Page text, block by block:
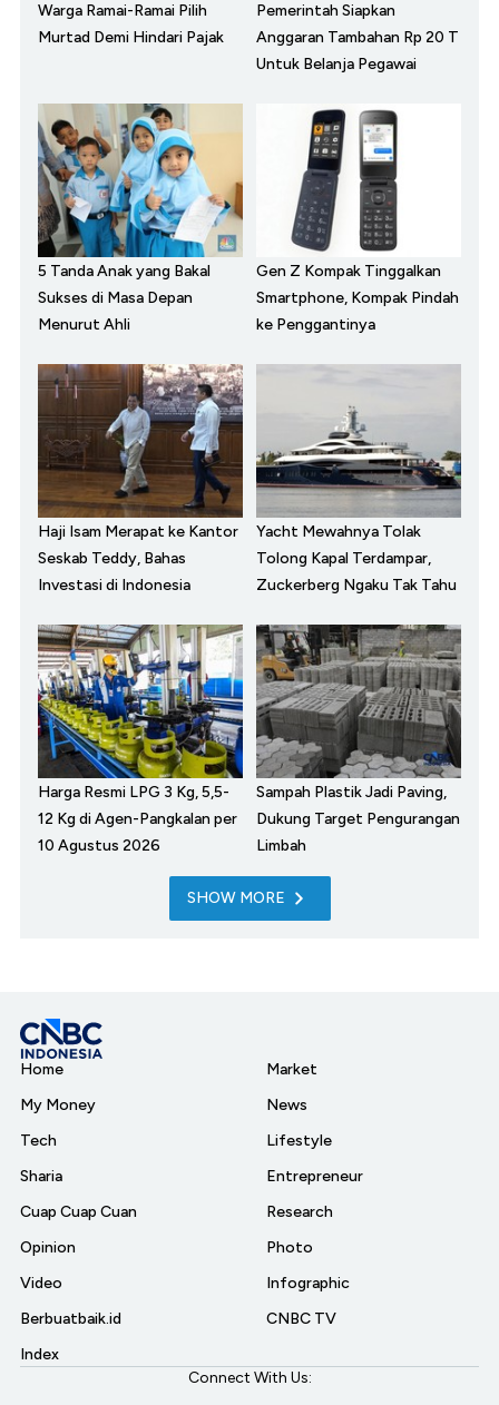
Warga Ramai-Ramai Pilih
Murtad Demi Hindari Pajak
Pemerintah Siapkan
Anggaran Tambahan Rp 20 T
Untuk Belanja Pegawai
5 Tanda Anak yang Bakal
Sukses di Masa Depan
Menurut Ahli
Gen Z Kompak Tinggalkan
Smartphone, Kompak Pindah
ke Penggantinya
Haji Isam Merapat ke Kantor
Seskab Teddy, Bahas
Investasi di Indonesia
Yacht Mewahnya Tolak
Tolong Kapal Terdampar,
Zuckerberg Ngaku Tak Tahu
Harga Resmi LPG 3 Kg, 5,5-
12 Kg di Agen-Pangkalan per
10 Agustus 2026
Sampah Plastik Jadi Paving,
Dukung Target Pengurangan
Limbah
SHOW MORE
Home
My Money
Tech
Sharia
Cuap Cuap Cuan
Opinion
Video
Berbuatbaik.id
Index
Market
News
Lifestyle
Entrepreneur
Research
Photo
Infographic
CNBC TV
Connect With Us: